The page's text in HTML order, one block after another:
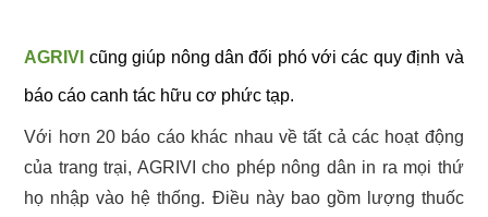
AGRIVI cũng giúp nông dân đối phó với các quy định và
báo cáo canh tác hữu cơ phức tạp.
Với hơn 20 báo cáo khác nhau về tất cả các hoạt động
của trang trại, AGRIVI cho phép nông dân in ra mọi thứ
họ nhập vào hệ thống. Điều này bao gồm lượng thuốc